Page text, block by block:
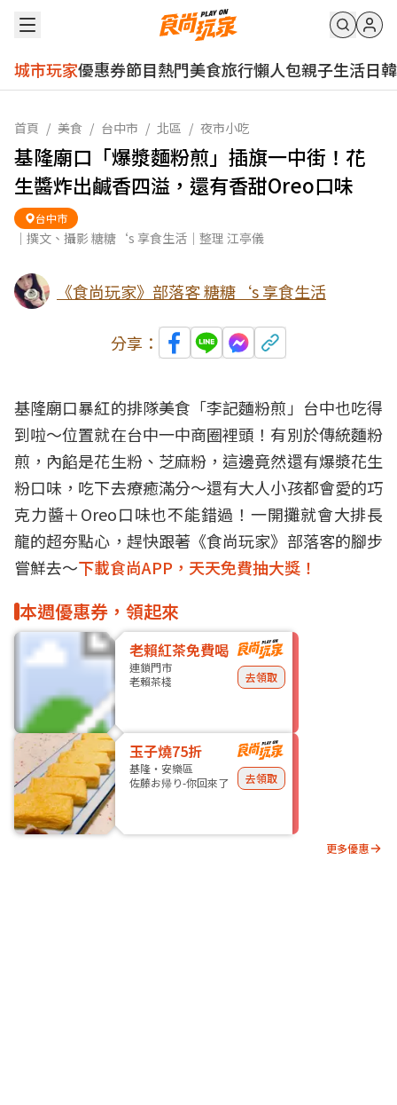
城市玩家優惠券節目熱門美食旅行懶人包親子生活日韓
首頁 / 美食 / 台中市 / 北區 / 夜市小吃
基隆廟口「爆漿麵粉煎」插旗一中街！花
生醬炸出鹹香四溢，還有香甜Oreo口味
台中市
｜撰文、攝影 糖糖‘s 享食生活｜整理 江亭儀
《食尚玩家》部落客 糖糖‘s 享食生活
分享：
基隆廟口暴紅的排隊美食「李記麵粉煎」台中也吃得
到啦～位置就在台中一中商圈裡頭！有別於傳統麵粉
煎，內餡是花生粉、芝麻粉，這邊竟然還有爆漿花生
粉口味，吃下去療癒滿分～還有大人小孩都會愛的巧
克力醬＋Oreo口味也不能錯過！一開攤就會大排長
龍的超夯點心，趕快跟著《食尚玩家》部落客的腳步
嘗鮮去～下載食尚APP，天天免費抽大獎！
本週優惠券，領起來
老賴紅茶免費喝
連鎖門市
老賴茶棧
去領取
玉子燒75折
基隆・安樂區
佐藤お帰り-你回來了
去領取
更多優惠